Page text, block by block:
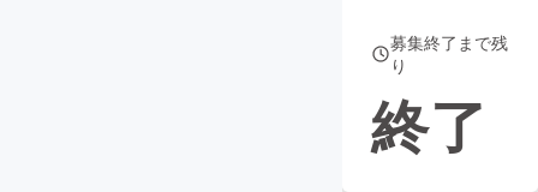
募集終了まで残
り
終了